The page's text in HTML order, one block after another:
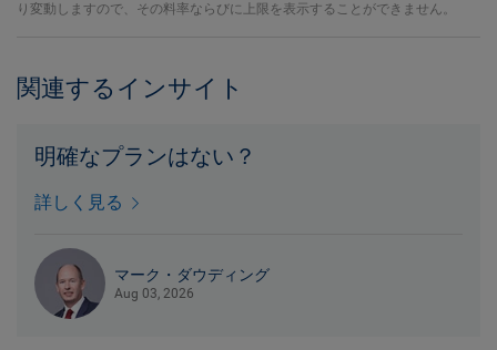
り変動しますので、その料率ならびに上限を表示することができません。
関連するインサイト
明確なプランはない？
詳しく見る
マーク・ダウディング
Aug 03, 2026